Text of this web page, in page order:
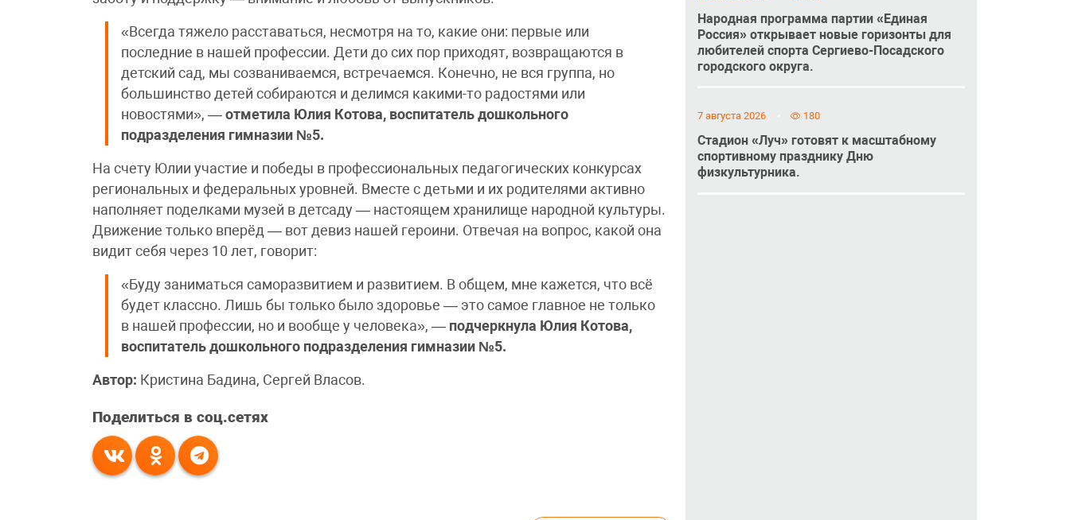
«Всегда тяжело расставаться, несмотря на то, какие они: первые или
последние в нашей профессии. Дети до сих пор приходят, возвращаются в
детский сад, мы созваниваемся, встречаемся. Конечно, не вся группа, но
большинство детей собираются и делимся какими-то радостями или
новостями», — отметила Юлия Котова, воспитатель дошкольного
подразделения гимназии №5.
На счету Юлии участие и победы в профессиональных педагогических конкурсах
региональных и федеральных уровней. Вместе с детьми и их родителями активно
наполняет поделками музей в детсаду — настоящем хранилище народной культуры.
Движение только вперёд — вот девиз нашей героини. Отвечая на вопрос, какой она
видит себя через 10 лет, говорит:
«Буду заниматься саморазвитием и развитием. В общем, мне кажется, что всё
будет классно. Лишь бы только было здоровье — это самое главное не только
в нашей профессии, но и вообще у человека», — подчеркнула Юлия Котова,
воспитатель дошкольного подразделения гимназии №5.
Автор: Кристина Бадина, Сергей Власов.
Поделиться в соц.сетях
Народная программа партии «Единая
Россия» открывает новые горизонты для
любителей спорта Сергиево-Посадского
городского округа.
7 августа 2026 180
Стадион «Луч» готовят к масштабному
спортивному празднику Дню
физкультурника.